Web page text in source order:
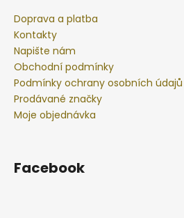
Doprava a platba
Kontakty
Napište nám
Obchodní podmínky
Podmínky ochrany osobních údajů
Prodávané značky
Moje objednávka
Facebook